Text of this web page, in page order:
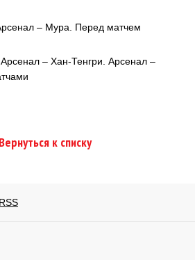
– Мура. Перед матчем
– Хан-Тенгри. Арсенал –
Вернуться к списку